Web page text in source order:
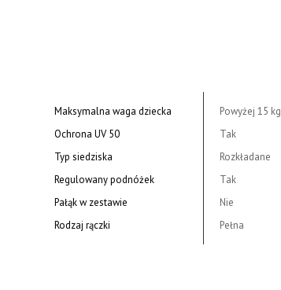
Maksymalna waga dziecka
Powyżej 15 kg
Ochrona UV 50
Tak
Typ siedziska
Rozkładane
Regulowany podnóżek
Tak
Pałąk w zestawie
Nie
Rodzaj rączki
Pełna